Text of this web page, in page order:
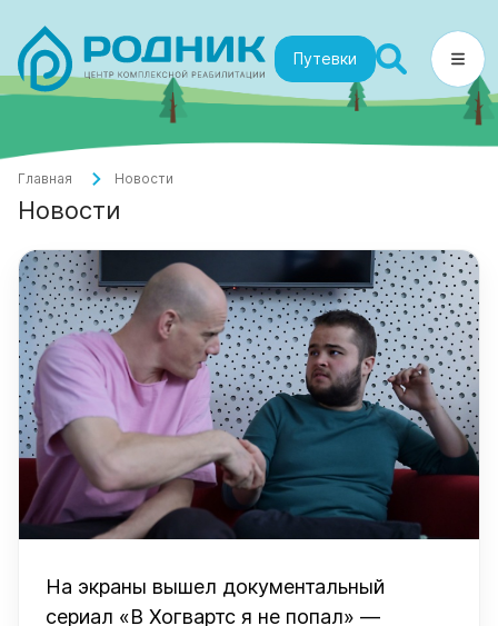
Путевки
Главная Новости
Новости
На экраны вышел документальный
сериал «В Хогвартс я не попал» —